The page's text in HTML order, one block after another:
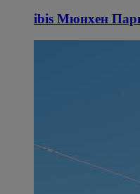
ibis Мюнхен